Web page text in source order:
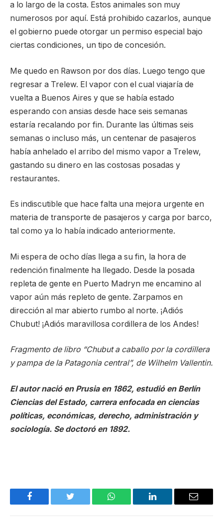
a lo largo de la costa. Estos animales son muy
numerosos por aquí. Está prohibido cazarlos, aunque
el gobierno puede otorgar un permiso especial bajo
ciertas condiciones, un tipo de concesión.
Me quedo en Rawson por dos días. Luego tengo que
regresar a Trelew. El vapor con el cual viajaría de
vuelta a Buenos Aires y que se había estado
esperando con ansias desde hace seis semanas
estaría recalando por fin. Durante las últimas seis
semanas o incluso más, un centenar de pasajeros
había anhelado el arribo del mismo vapor a Trelew,
gastando su dinero en las costosas posadas y
restaurantes.
Es indiscutible que hace falta una mejora urgente en
materia de transporte de pasajeros y carga por barco,
tal como ya lo había indicado anteriormente.
Mi espera de ocho días llega a su fin, la hora de
redención finalmente ha llegado. Desde la posada
repleta de gente en Puerto Madryn me encamino al
vapor aún más repleto de gente. Zarpamos en
dirección al mar abierto rumbo al norte. ¡Adiós
Chubut! ¡Adiós maravillosa cordillera de los Andes!
Fragmento de libro “Chubut a caballo por la cordillera
y pampa de la Patagonia central”, de Wilhelm Vallentin.
El autor nació en Prusia en 1862, estudió en Berlín
Ciencias del Estado, carrera enfocada en ciencias
políticas, económicas, derecho, administración y
sociología. Se doctoró en 1892.
Facebook Twitter WhatsApp LinkedIn Email